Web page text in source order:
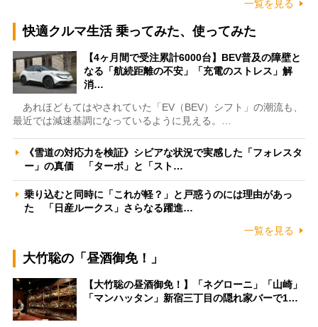
一覧を見る
快適クルマ生活 乗ってみた、使ってみた
【4ヶ月間で受注累計6000台】BEV普及の障壁と
なる「航続距離の不安」「充電のストレス」解
消…
あれほどもてはやされていた「EV（BEV）シフト」の潮流も、
最近では減速基調になっているように見える。…
《雪道の対応力を検証》シビアな状況で実感した「フォレスタ
ー」の真価 「ターボ」と「スト…
乗り込むと同時に「これが軽？」と戸惑うのには理由があっ
た 「日産ルークス」さらなる躍進…
一覧を見る
大竹聡の「昼酒御免！」
【大竹聡の昼酒御免！】「ネグローニ」「山崎」
「マンハッタン」新宿三丁目の隠れ家バーで1…